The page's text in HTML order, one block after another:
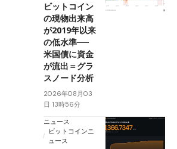
ビットコイン
の現物出来高
が2019年以来
の低水準──
米国債に資金
が流出＝グラ
スノード分析
2026年08月03
日 13時56分
ニュース
ビットコインニ
ュース